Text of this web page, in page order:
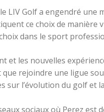
LIV Golf a engendré
ce choix de
dans le sport
et les nouvelles
rejoindre une ligue
sur l’évolution du golf et
sociaux où Perez